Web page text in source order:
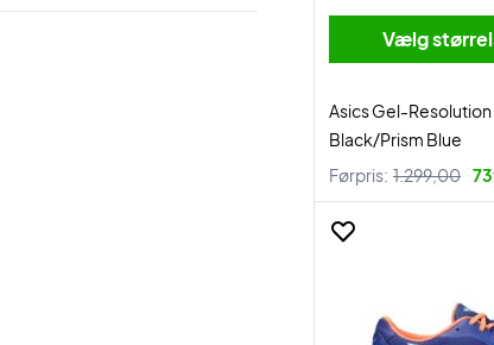
Vælg
Asics Gel-Resolution
Black/Prism Blue
Førpris: 1.299,00